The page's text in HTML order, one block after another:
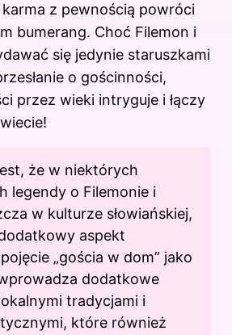
z pewnością powróci
bumerang. Choć Filemon i
się jedynie staruszkami
o gościnności,
przez wieki intryguje i łączy
że w niektórych
legendy o Filemonie i
w kulturze słowiańskiej,
aspekt
„gościa w dom” jako
dodatkowe
tradycjami i
które również